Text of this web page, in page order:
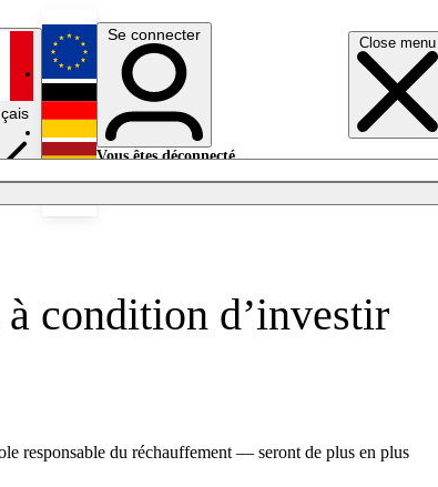
Close menu
English
Deutsch
Se connecter
Vous êtes déconnecté.
condition d’investir
responsable du réchauffement — seront de plus en plus